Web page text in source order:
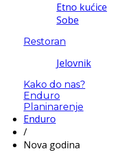
Etno kućice
Sobe
Restoran
Jelovnik
Kako do nas?
Enduro
Planinarenje
Enduro
/
Nova godina